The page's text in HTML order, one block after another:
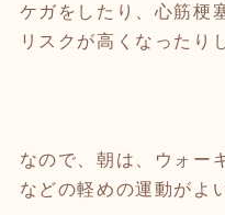
ケガをしたり、心筋梗
リスクが高くなったり
なので、朝は、ウォー
などの軽めの運動がよ